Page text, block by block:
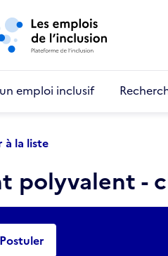
emploi inclusif
à la liste
polyvalent -
rapides
Postuler